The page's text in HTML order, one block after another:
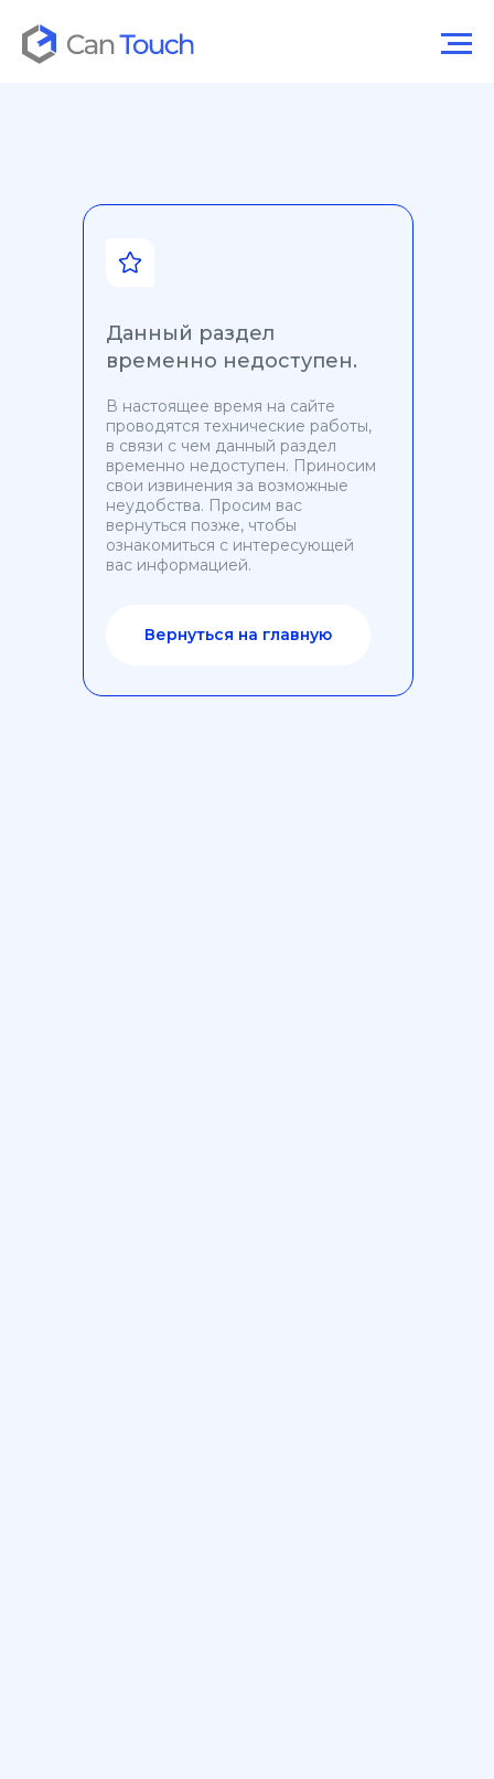
Данный раздел
временно недоступен.
В настоящее время на сайте
проводятся технические работы,
в связи с чем данный раздел
временно недоступен. Приносим
свои извинения за возможные
неудобства. Просим вас
вернуться позже, чтобы
ознакомиться с интересующей
вас информацией.
Вернуться на главную